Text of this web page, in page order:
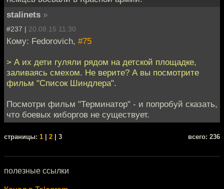
stalinets »
#237 | 20.08.15 11:30
Кому: Fedorovich, #75
> А их дети гуляли рядом на детской площадке,
заливаясь смехом. Не верите? А вы посмотрите
фильм "Список Шиндлера".
Посмотри фильм "Терминатор" - и попробуй сказать,
что боевых киборгов не существует.
cтраницы: 1 2 | 3 всего: 236
полезные ссылки